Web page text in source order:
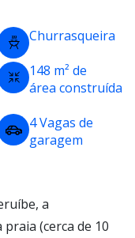
Churrasqueira
148 m² de
área construída
4 Vagas de
garagem
a
(cerca de 10